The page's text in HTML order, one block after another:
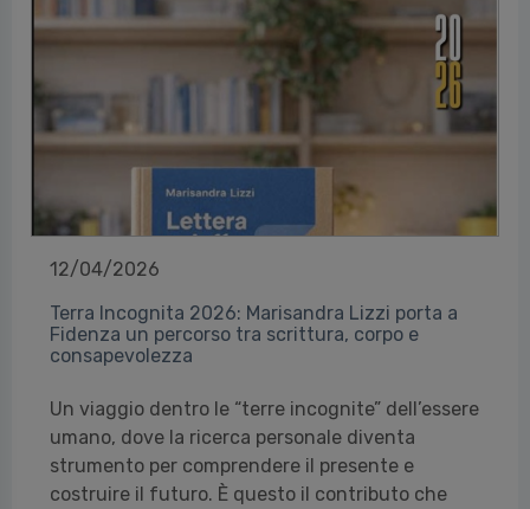
12/04/2026
Terra Incognita 2026: Marisandra Lizzi porta a
Fidenza un percorso tra scrittura, corpo e
consapevolezza
Un viaggio dentro le “terre incognite” dell’essere
umano, dove la ricerca personale diventa
strumento per comprendere il presente e
costruire il futuro. È questo il contributo che